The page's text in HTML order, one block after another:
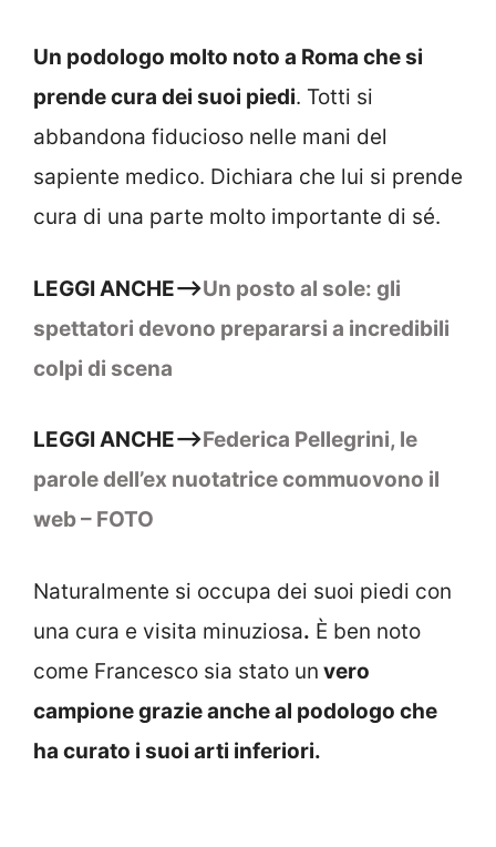
Un podologo molto noto a Roma che si
prende cura dei suoi piedi. Totti si
abbandona fiducioso nelle mani del
sapiente medico. Dichiara che lui si prende
cura di una parte molto importante di sé.
LEGGI ANCHE–>Un posto al sole: gli
spettatori devono prepararsi a incredibili
colpi di scena
LEGGI ANCHE–>Federica Pellegrini, le
parole dell’ex nuotatrice commuovono il
web – FOTO
Naturalmente si occupa dei suoi piedi con
una cura e visita minuziosa. È ben noto
come Francesco sia stato un vero
campione grazie anche al podologo che
ha curato i suoi arti inferiori.